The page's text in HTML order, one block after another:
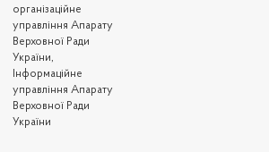
організаційне
управління Апарату
Верховної Ради
України,
Інформаційне
управління Апарату
Верховної Ради
України